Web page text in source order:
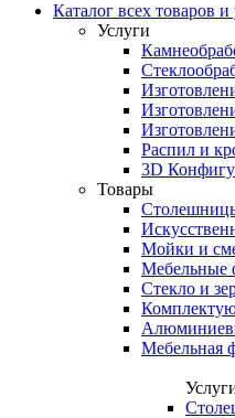
Каталог всех товаров и
Услуги
Распил и
3D
Товары
Мойки и
Мебельные
Стекло и
Мебельная